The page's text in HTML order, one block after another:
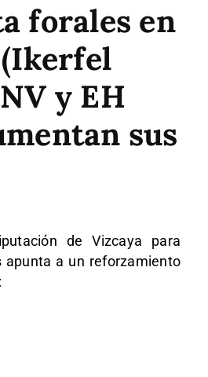
forales en
y EH
sus
de Vizcaya para
apunta a un reforzamiento